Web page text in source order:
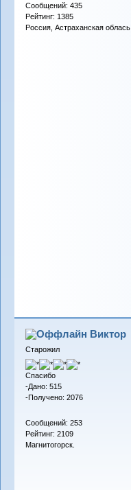
Сообщений: 435
Рейтинг: 1385
Россия, Астраханская облась
Виктор
Старожил
Спасибо
-Дано: 515
-Получено: 2076
Сообщений: 253
Рейтинг: 2109
Магнитогорск.